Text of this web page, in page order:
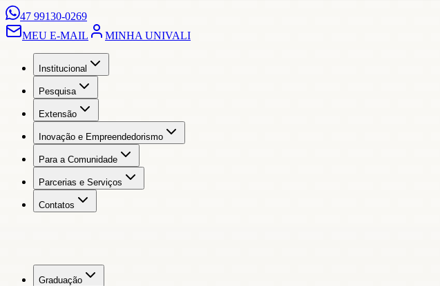
47 99130-0269
MEU E-MAIL
MINHA UNIVALI
Institucional
Pesquisa
Extensão
Inovação e Empreendedorismo
Para a Comunidade
Parcerias e Serviços
Contatos
Graduação